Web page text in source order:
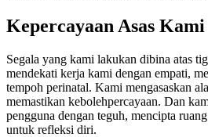
Kepercayaan Asas Kami
Segala yang kami lakukan dibina atas
mendekati kerja kami dengan empati,
tempoh perinatal. Kami mengasaskan
memastikan kebolehpercayaan. Dan
pengguna dengan teguh, mencipta
untuk refleksi diri.